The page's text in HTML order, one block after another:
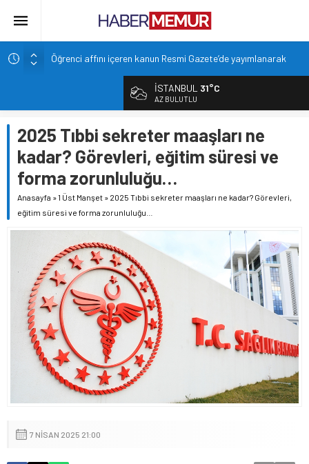
Öğrenci affını içeren kanun Resmi Gazete’de yayımlanarak
Akdeniz Üniversitesi öğretim üyesi alacak
Orta Doğu Teknik Üniversitesi öğretim üyesi alacak
Cumhurbaşkanı Başdanışmanı Saral’dan müjde: Yeni
öğretmen atamaları yolda
PMYO, 2026-2027 Öğretim Döneminde 3.250 Öğrenci
Alacak
İSTANBUL 31°C
AZ BULUTLU
2025 Tıbbi sekreter maaşları ne
kadar? Görevleri, eğitim süresi ve
forma zorunluluğu…
Anasayfa »1 Üst Manşet » 2025 Tıbbi sekreter maaşları ne kadar? Görevleri,
eğitim süresi ve forma zorunluluğu…
7 NISAN 2025 21:00